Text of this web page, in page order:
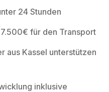
24 Stunden
für den Transport
aus Kassel unterstützen
inklusive